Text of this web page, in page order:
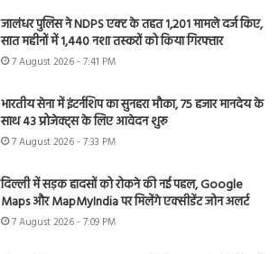
जालंधर पुलिस ने NDPS एक्ट के तहत 1,201 मामले दर्ज किए,
सात महीनों में 1,440 नशा तस्करों को किया गिरफ्तार
7 August 2026 - 7:41 PM
भारतीय सेना में इंटर्नशिप का सुनहरा मौका, 75 हजार मानदेय के
साथ 43 प्रोजेक्ट्स के लिए आवेदन शुरू
7 August 2026 - 7:33 PM
दिल्ली में सड़क हादसों को रोकने की नई पहल, Google
Maps और MapMyIndia पर मिलेंगे एक्सीडेंट जोन अलर्ट
7 August 2026 - 7:09 PM